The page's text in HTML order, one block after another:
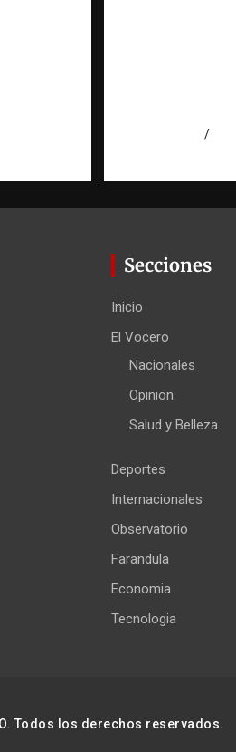
Secciones
Inicio
El Vocero
Nacionales
Opinion
Salud y Belleza
Deportes
Internacionales
Observatorio
Farandula
Economia
Tecnologia